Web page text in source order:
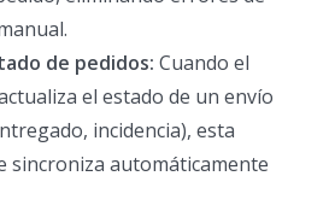
de pedidos: Cuando el
el estado de un envío
incidencia), esta
sincroniza automáticamente